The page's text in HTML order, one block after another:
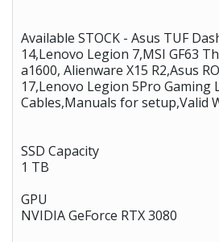
Available STOCK - Asus TUF
14,Lenovo Legion 7,MSI GF63
a1600, Alienware X15 R2,Asus
17,Lenovo Legion 5Pro Gaming
Cables,Manuals for setup,Valid
SSD Capacity
1 TB
GPU
NVIDIA GeForce RTX 3080